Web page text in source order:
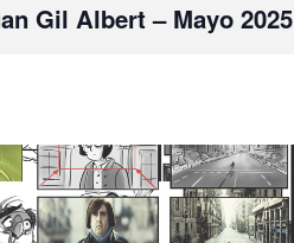
Gil Albert – Mayo 2025